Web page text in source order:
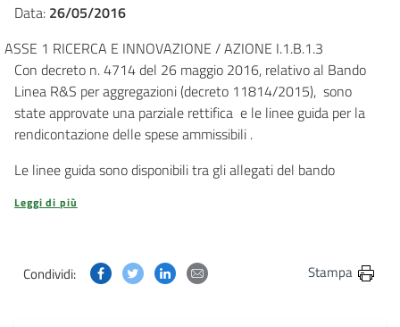
Data: 26/05/2016
ASSE 1 RICERCA E INNOVAZIONE / AZIONE I.1.B.1.3
Con decreto n. 4714 del 26 maggio 2016, relativo al Bando
Linea R&S per aggregazioni (decreto 11814/2015), sono
state approvate una parziale rettifica e le linee guida per la
rendicontazione delle spese ammissibili .
Le linee guida sono disponibili tra gli allegati del bando
Leggi di più
Condividi: Condividi questa pagina su Facebook
Condividi questa pagina su Twitter
Condividi questa pagina su Linkedin
Condividi questa pagina via
Stampa